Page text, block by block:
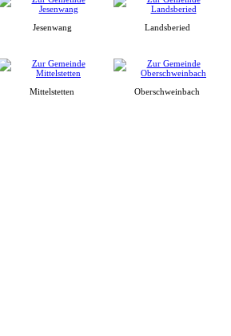
Jesenwang Landsberied
Mittelstetten Oberschweinbach